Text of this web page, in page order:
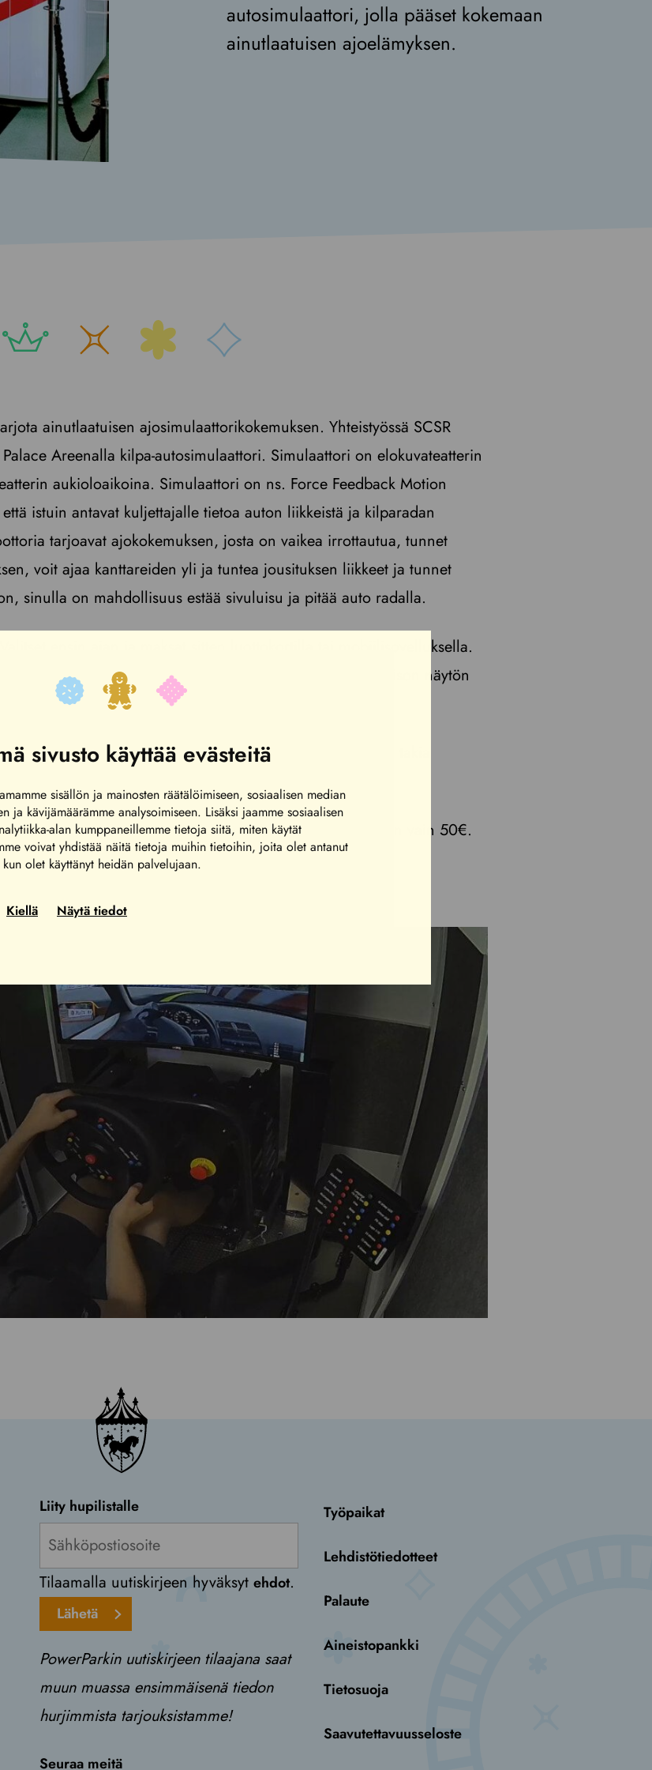
sivusto käyttää evästeitä
sisällön ja mainosten räätälöimiseen, sosiaalisen median
ja kävijämäärämme analysoimiseen. Lisäksi jaamme sosiaalisen
alan kumppaneillemme tietoja siitä, miten käytät
voivat yhdistää näitä tietoja muihin tietoihin, joita olet antanut
olet käyttänyt heidän palvelujaan.
Kiellä Näytä tiedot
autosimulaattori, jolla pääset kokemaan
ainutlaatuisen ajoelämyksen.
ainutlaatuisen ajosimulaattorikokemuksen. Yhteistyössä SCSR
Areenalla kilpa-autosimulaattori. Simulaattori on elokuvateatterin
aukioloaikoina. Simulaattori on ns. Force Feedback Motion
istuin antavat kuljettajalle tietoa auton liikkeistä ja kilparadan
tarjoavat ajokokemuksen, josta on vaikea irrottautua, tunnet
voit ajaa kanttareiden yli ja tuntea jousituksen liikkeet ja tunnet
sinulla on mahdollisuus estää sivuluisu ja pitää auto radalla.
ensin ajan ja maksat sitten luottokortilla tai mobiilisovelluksella.
automaattisesti, astut sisään ja seuraat edessä olevan ison näytön
kuljettajille, mutta Force Feedback – voimien takia
10€, 20min/20€, 30min/30€, tai kokonaisen tunnin vain 50€.
Liity hupilistalle
Tilaamalla uutiskirjeen hyväksyt ehdot.
Lähetä
PowerParkin uutiskirjeen tilaajana saat
muun muassa ensimmäisenä tiedon
hurjimmista tarjouksistamme!
Työpaikat
Lehdistötiedotteet
Palaute
Aineistopankki
Tietosuoja
Saavutettavuusseloste
Seuraa meitä